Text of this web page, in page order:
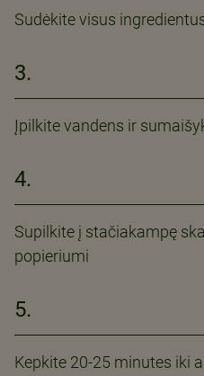
Sudėkite visus
3.
Įpilkite vandens ir
4.
Supilkite į stačiakampę
popieriumi
5.
Kepkite 20-25 minutes iki